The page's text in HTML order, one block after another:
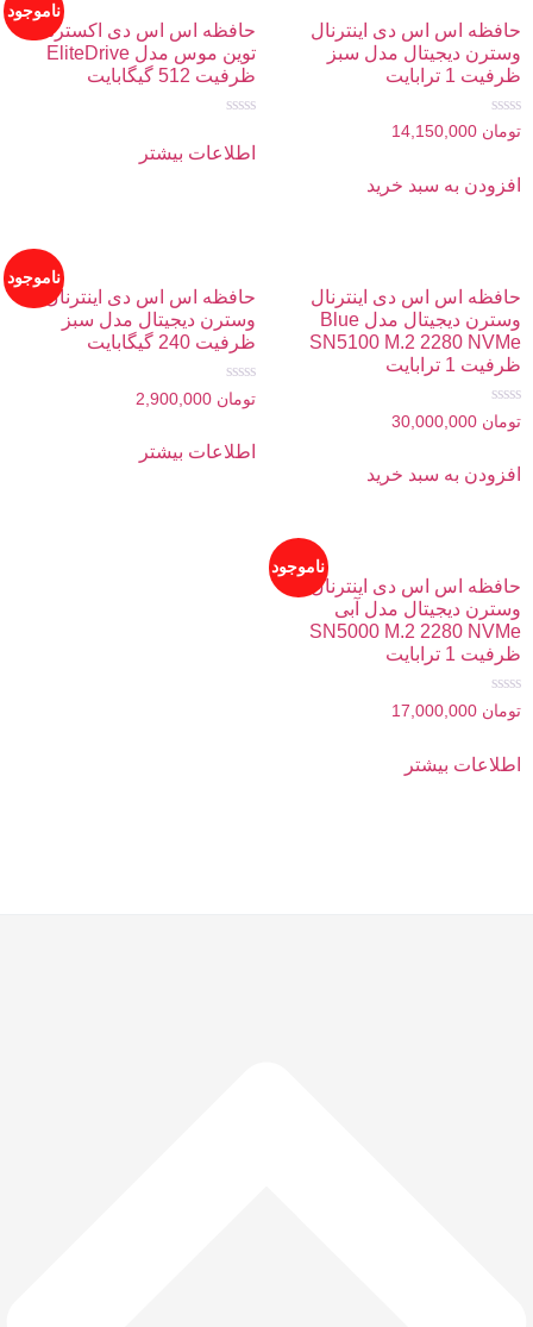
حافظه اس اس دی اینترنال
وسترن دیجیتال مدل سبز
ظرفیت 1 ترابایت
امتیاز
5
تومان14,150,000
افزودن به سبد خرید
ناموجود
حافظه اس اس دی اکسترنال
توین موس مدل EliteDrive
ظرفیت 512 گیگابایت
0
ازاطلاعات بیشتر
حافظه اس اس دی اینترنال
وسترن دیجیتال مدل Blue
SN5100 M.2 2280 NVMe
ظرفیت 1 ترابایت
امتیاز
5
تومان30,000,000
افزودن به سبد خرید
ناموجود
حافظه اس اس دی اینترنال
وسترن دیجیتال مدل سبز
ظرفیت 240 گیگابایت
امتیاز
5
تومان2,900,000
اطلاعات بیشتر
ناموجود
حافظه اس اس دی اینترنال
وسترن دیجیتال مدل آبی
SN5000 M.2 2280 NVMe
ظرفیت 1 ترابایت
امتیاز
5
تومان17,000,000
اطلاعات بیشتر